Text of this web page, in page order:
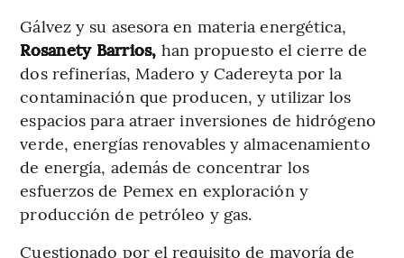
Gálvez y su asesora en materia energética,
Rosanety Barrios, han propuesto el cierre de
dos refinerías, Madero y Cadereyta por la
contaminación que producen, y utilizar los
espacios para atraer inversiones de hidrógeno
verde, energías renovables y almacenamiento
de energía, además de concentrar los
esfuerzos de Pemex en exploración y
producción de petróleo y gas.
Cuestionado por el requisito de mayoría de